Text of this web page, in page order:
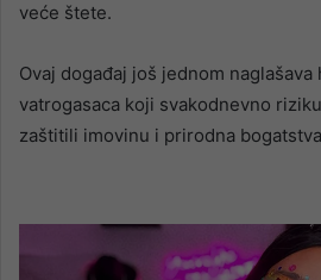
veće štete.
Ovaj događaj još jednom
vatrogasaca koji svakodnevno
zaštitili imovinu i prirodna